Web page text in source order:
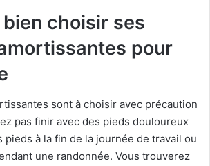
choisir ses
pour
sont à choisir avec précaution
pas finir avec des pieds douloureux
pieds à la fin de la journée de travail ou
une randonnée. Vous trouverez